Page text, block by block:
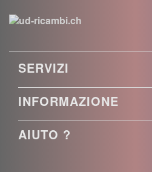
SERVIZI
INFORMAZIONE
AIUTO ?